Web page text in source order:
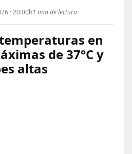
· 20:00h1 min de lectura
en
de 37°C y
altas